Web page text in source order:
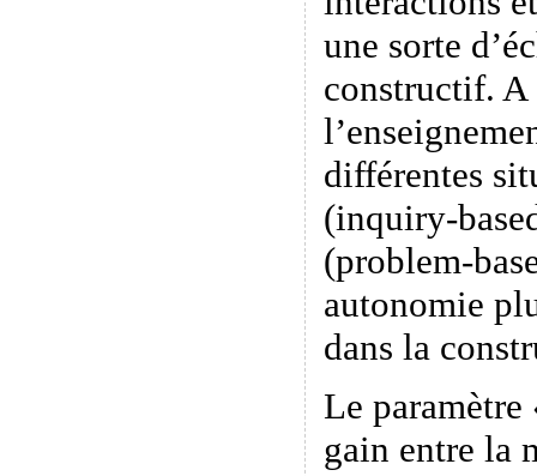
une sorte
constructif.
différentes
(inquiry-
(problem-
autonomie
dans la
Le paramètre
gain entre la